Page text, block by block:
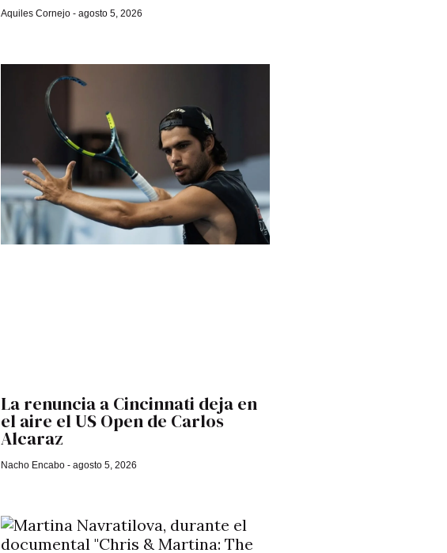
Aquiles Cornejo agosto 5, 2026
La renuncia a Cincinnati deja en
el aire el US Open de Carlos
Alcaraz
Nacho Encabo agosto 5, 2026